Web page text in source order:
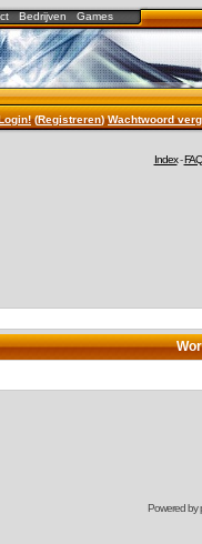
Bedrijven Games
(Registreren)Wachtwoord
Index-FAQ
Powered by